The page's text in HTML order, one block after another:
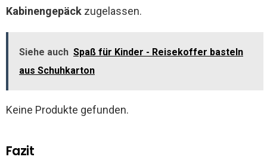
Kabinengepäck zugelassen.
Siehe auch Spaß für Kinder - Reisekoffer basteln
aus Schuhkarton
Keine Produkte gefunden.
Fazit